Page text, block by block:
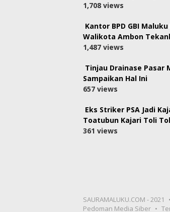
1,708 views
Kantor BPD GBI
Walikota Ambon
1,487 views
Tinjau Drainase Pasar
Sampaikan Hal Ini
657 views
Eks Striker PSA Jadi
Toatubun Kajari Toli
361 views
SAURAMALUKU.COM - 2021
Pedoman Media Siber